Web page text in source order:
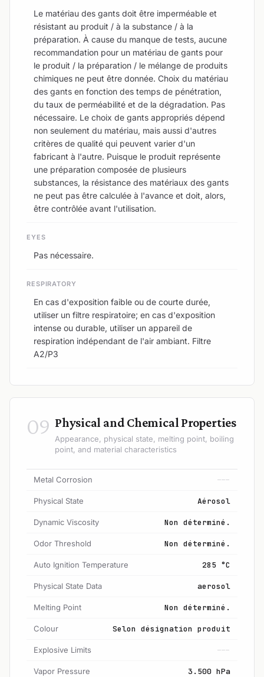
Le matériau des gants doit être imperméable et
résistant au produit / à la substance / à la
préparation. À cause du manque de tests, aucune
recommandation pour un matériau de gants pour
le produit / la préparation / le mélange de produits
chimiques ne peut être donnée. Choix du matériau
des gants en fonction des temps de pénétration,
du taux de perméabilité et de la dégradation. Pas
nécessaire. Le choix de gants appropriés dépend
non seulement du matériau, mais aussi d'autres
critères de qualité qui peuvent varier d'un
fabricant à l'autre. Puisque le produit représente
une préparation composée de plusieurs
substances, la résistance des matériaux des gants
ne peut pas être calculée à l'avance et doit, alors,
être contrôlée avant l'utilisation.
EYES
Pas nécessaire.
RESPIRATORY
En cas d'exposition faible ou de courte durée,
utiliser un filtre respiratoire; en cas d'exposition
intense ou durable, utiliser un appareil de
respiration indépendant de l'air ambiant. Filtre
A2/P3
09 Physical and Chemical Properties
Appearance, physical state, melting point, boiling
point, and material characteristics
Metal Corrosion ---
Physical State Aérosol
Dynamic Viscosity Non déterminé.
Odor Threshold Non déterminé.
Auto Ignition Temperature 285 °C
Physical State Data aerosol
Melting Point Non déterminé.
Colour Selon désignation produit
Explosive Limits ---
Vapor Pressure 3.500 hPa